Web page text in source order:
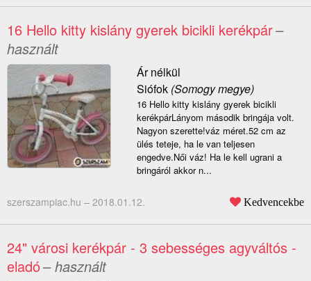
16 Hello kitty kislány gyerek bicikli kerékpár–
használt
Ár nélkül
Siófok(Somogy megye)
16 Hello kitty kislány gyerek bicikli
kerékpárLányom második bringája volt.
Nagyon szerette!váz méret.52 cm az
ülés teteje, ha le van teljesen
engedve.Női váz! Ha le kell ugrani a
bringáról akkor n...
szerszampiac.hu – 2018.01.12. Kedvencekbe
24" városi kerékpár - 3 sebességes agyváltós -
eladó– használt